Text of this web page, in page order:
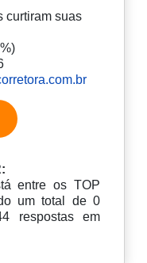
curtiram suas
entre os TOP
um total de 0
respostas em